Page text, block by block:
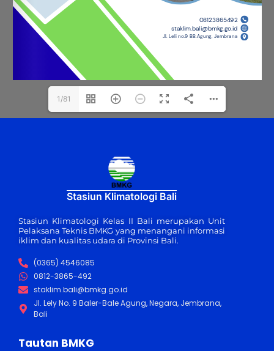
1/81
Stasiun Klimatologi Bali
Stasiun Klimatologi Kelas II Bali merupakan Unit
Pelaksana Teknis BMKG yang menangani informasi
iklim dan kualitas udara di Provinsi Bali.
(0365) 4546085
0812-3865-492
staklim.bali@bmkg.go.id
Jl. Lely No. 9 Baler-Bale Agung, Negara, Jembrana,
Bali
Tautan BMKG